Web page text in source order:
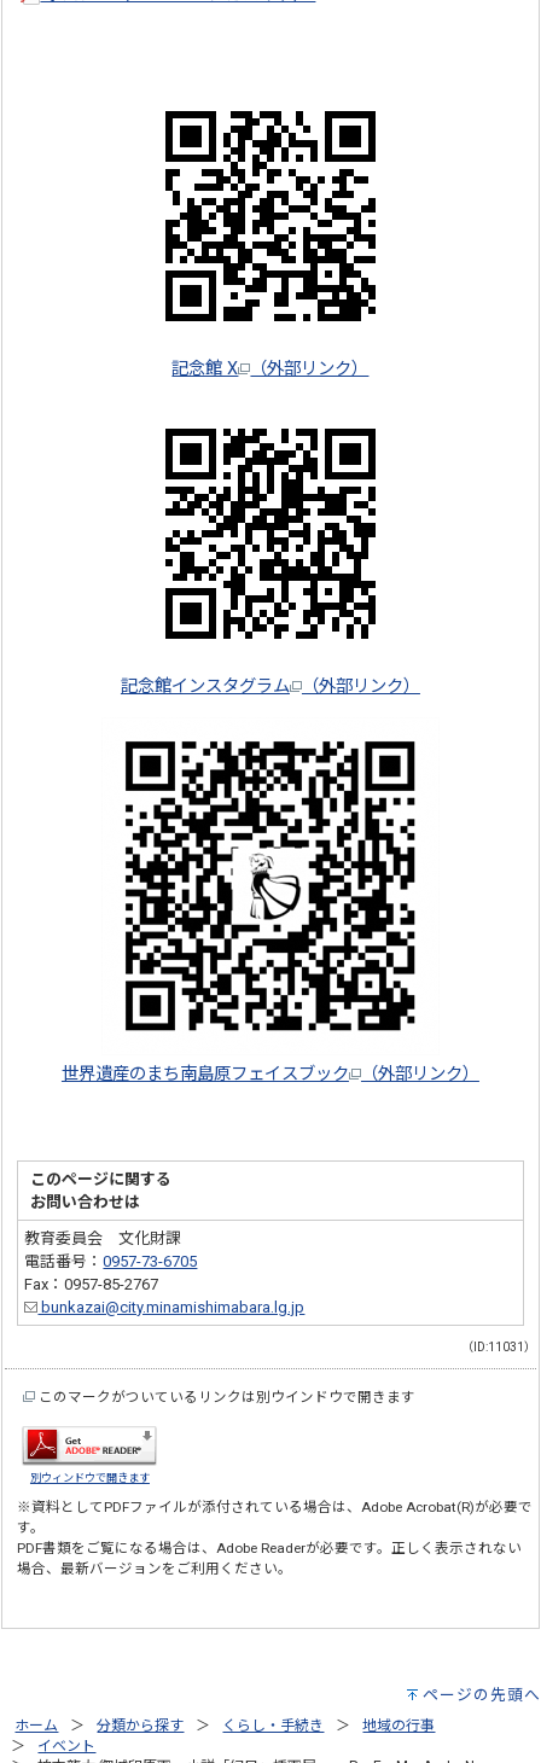
記念館 X （外部リンク）
記念館インスタグラム （外部リンク）
世界遺産のまち南島原フェイスブック （外部リンク）
このページに関する
お問い合わせは
教育委員会 文化財課
電話番号：0957-73-6705
Fax：0957-85-2767
bunkazai@city.minamishimabara.lg.jp
（ID:11031）
このマークがついているリンクは別ウインドウで開きます
別ウィンドウで開きます
※資料としてPDFファイルが添付されている場合は、Adobe Acrobat(R)が必要で
す。
PDF書類をご覧になる場合は、Adobe Readerが必要です。正しく表示されない
場合、最新バージョンをご利用ください。
ページの先頭へ
ホーム 分類から探す くらし・手続き
地域の行事
イベント